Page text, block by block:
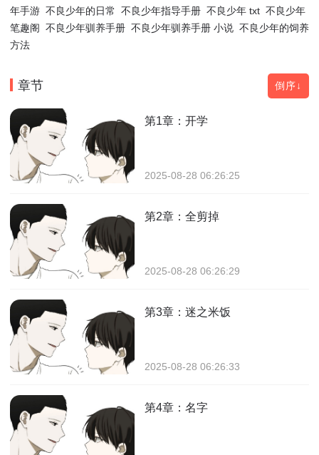
年手游 不良少年的日常 不良少年指导手册 不良少年 txt 不良少年
笔趣阁 不良少年驯养手册 不良少年驯养手册 小说 不良少年的饲养
方法
章节 倒序↓
第1章：开学
2025-08-28 06:26:25
第2章：全剪掉
2025-08-28 06:26:29
第3章：迷之米饭
2025-08-28 06:26:33
第4章：名字